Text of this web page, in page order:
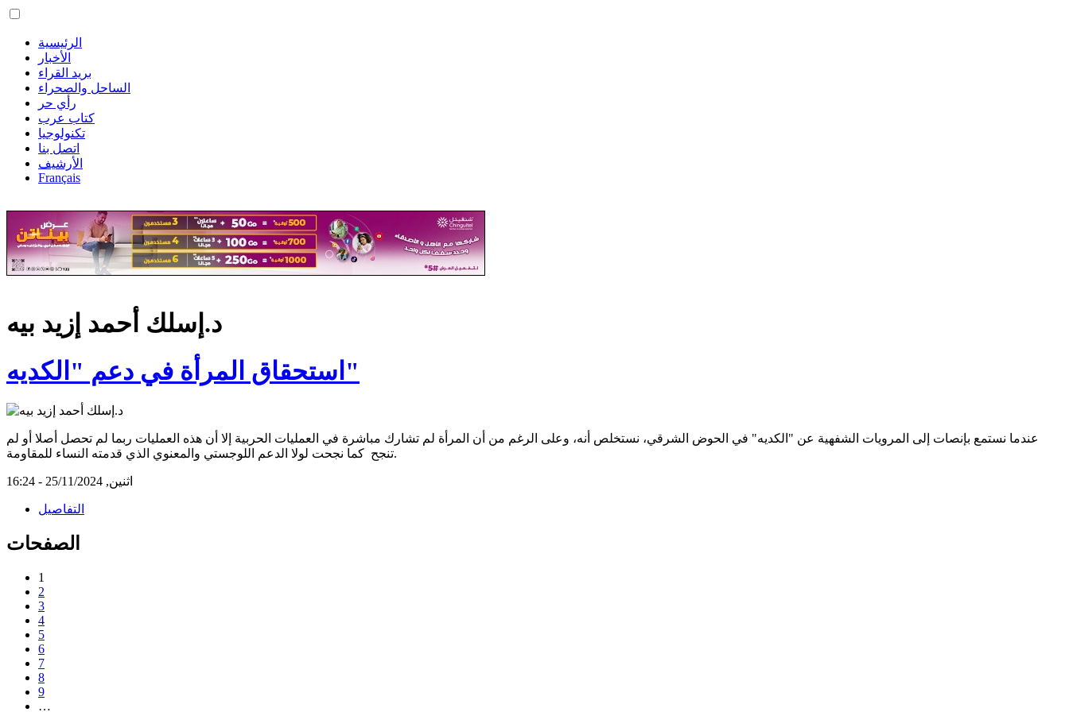
الرئيسية
الأخبار
بريد القراء
الساحل والصحراء
رأي حر
كتاب عرب
تكنولوجيا
اتصل بنا
الأرشيف
Français
د.إسلك أحمد إزيد بيه
استحقاق المرأة في دعم "الكديه"
عندما نستمع بإنصات إلى المرويات الشفهية عن "الكديه" في الحوض الشرقي، نستخلص أنه، وعلى الرغم من أن المرأة لم تشارك مباشرة في العمليات الحربية إلا أن هذه العمليات ربما لم تحصل أصلا أو لم
تنجح كما نجحت لولا الدعم اللوجستي والمعنوي الذي قدمته النساء للمقاومة.
اثنين, 25/11/2024 - 16:24
التفاصيل
الصفحات
1
2
3
4
5
6
7
8
9
…